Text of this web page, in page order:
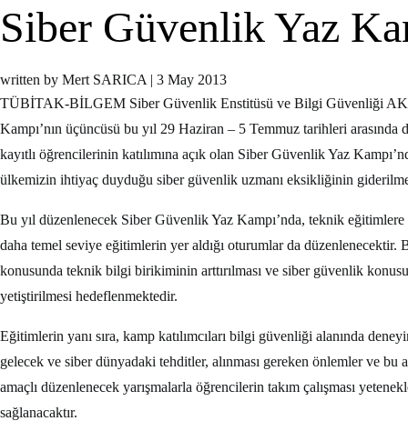
Siber Güvenlik Yaz
written by Mert SARICA | 3 May 2013
TÜBİTAK-BİLGEM Siber Güvenlik Enstitüsü ve Bilgi Güvenliği
Kampı’nın üçüncüsü bu yıl 29 Haziran – 5 Temmuz tarihleri
kayıtlı öğrencilerinin katılımına açık olan Siber Güvenlik Yaz
ülkemizin ihtiyaç duyduğu siber güvenlik uzmanı eksikliğinin
Bu yıl düzenlenecek Siber Güvenlik Yaz Kampı’nda, teknik
daha temel seviye eğitimlerin yer aldığı oturumlar da
konusunda teknik bilgi birikiminin arttırılması ve siber güvenlik
yetiştirilmesi hedeflenmektedir.
Eğitimlerin yanı sıra, kamp katılımcıları bilgi güvenliği alanında
gelecek ve siber dünyadaki tehditler, alınması gereken önlemler ve
amaçlı düzenlenecek yarışmalarla öğrencilerin takım çalışması
sağlanacaktır.